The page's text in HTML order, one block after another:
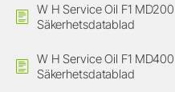
W H Service Oil F1 MD200
Säkerhetsdatablad
W H Service Oil F1 MD400
Säkerhetsdatablad